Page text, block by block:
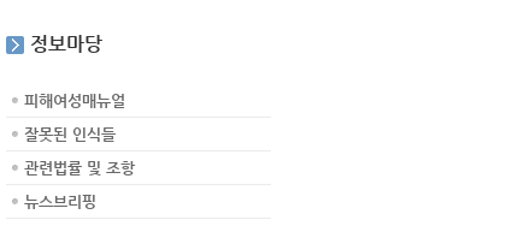
정보마당
피해여성매뉴얼
잘못된 인식들
관련법률 및 조항
뉴스브리핑